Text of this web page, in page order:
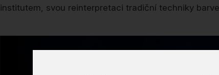
institutem, svou reinterpretaci tradiční techniky